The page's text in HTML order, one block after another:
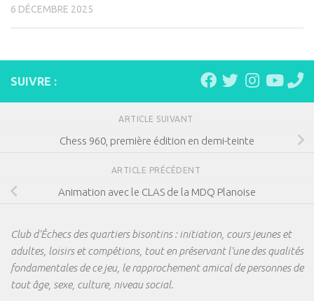
6 DÉCEMBRE 2025
SUIVRE :
ARTICLE SUIVANT
Chess 960, première édition en demi-teinte
ARTICLE PRÉCÉDENT
Animation avec le CLAS de la MDQ Planoise
Club d'Échecs des quartiers bisontins : initiation, cours jeunes et
adultes, loisirs et compétions, tout en préservant l'une des qualités
fondamentales de ce jeu, le rapprochement amical de personnes de
tout âge, sexe, culture, niveau social.